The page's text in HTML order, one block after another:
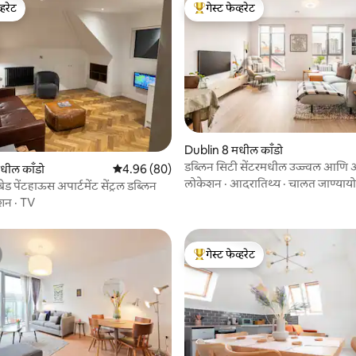
रिव्ह्यूज
काँडो 5 पैकी 4.96 सरासरी रेटिंग, 80 रिव्ह्यूज
4.96 (80)
पेंटहाऊस अपार्टमेंट सेंट्रल डब्लिन
· TV
टॉप गेस्ट फेव्हरेट
गेस्ट फेव्हरेट
Dublin 8 मधील काँडो
डब्लिन सिटी सेंटरमधील उज्ज्वल आणि
बेडचे घर
लोकेशन · आदरातिथ्य·चालत
टॉप गेस्ट फेव्हरेट
गेस्ट फेव्हरेट